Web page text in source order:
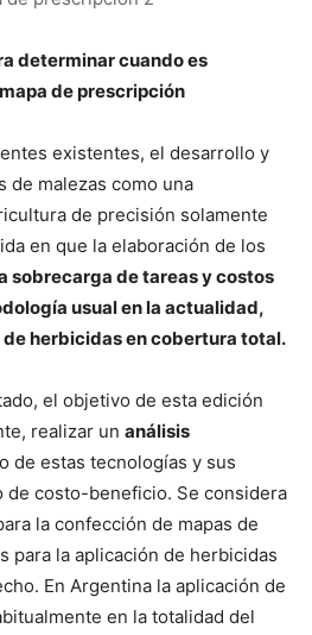
determinar cuando es
de prescripción
existentes, el desarrollo y
de malezas como una
de precisión solamente
en que la elaboración de los
sobrecarga de tareas y costos
usual en la actualidad,
herbicidas en cobertura total.
el objetivo de esta edición
realizar un análisis
de estas tecnologías y sus
de costo-beneficio. Se considera
la confección de mapas de
para la aplicación de herbicidas
En Argentina la aplicación de
en la totalidad del